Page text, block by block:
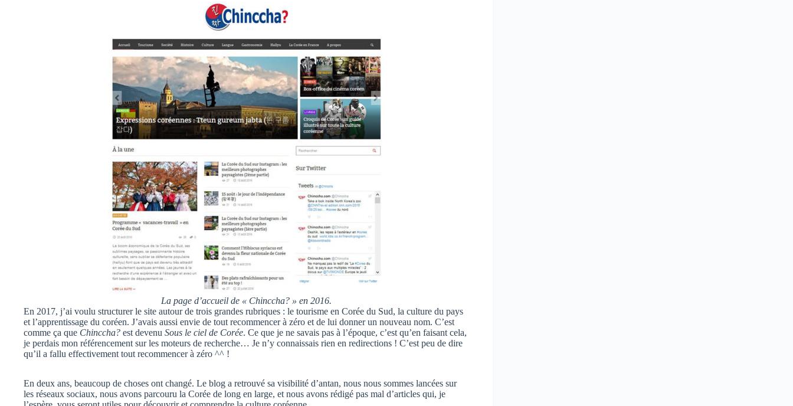
La page d’accueil de « Chinccha? » en 2016.
En 2017, j’ai voulu structurer le site autour de trois grandes rubriques : le tourisme en Corée du Sud, la culture du pays
et l’apprentissage du coréen. J’avais aussi envie de tout recommencer à zéro et de lui donner un nouveau nom. C’est
comme ça que Chinccha? est devenu Sous le ciel de Corée. Ce que je ne savais pas à l’époque, c’est qu’en faisant cela,
je perdais mon référencement sur les moteurs de recherche… Je n’y connaissais rien en redirections ! C’est peu de dire
qu’il a fallu effectivement tout recommencer à zéro ^^ !
En deux ans, beaucoup de choses ont changé. Le blog a retrouvé sa visibilité d’antan, nous nous sommes lancées sur
les réseaux sociaux, nous avons parcouru la Corée de long en large, et nous avons rédigé pas mal d’articles qui, je